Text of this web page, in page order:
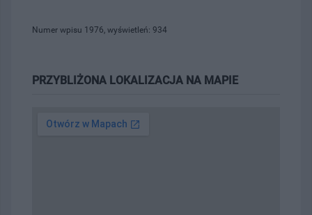
Numer wpisu 1976, wyświetleń: 934
PRZYBLIŻONA LOKALIZACJA NA MAPIE